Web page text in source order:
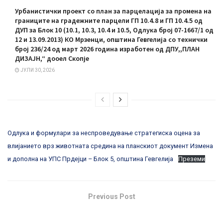
Урбанистички проект со план за парцелација за промена на
границите на градежните парцели ГП 10.4.8 и ГП 10.4.5 од
ДУП за Блок 10 (10.1, 10.3, 10.4 и 10.5, Одлука број 07-1667/1 од
12 и 13.09.2013) КО Мрзенци, општина Гевгелија со технички
број 236/24 од март 2026 година изработен од ДПУ,,ПЛАН
ДИЗАЈН,“ дооел Скопје
ЈУЛИ 30, 2026
Одлука и формулари за неспроведување стратегиска оцена за
влијанието врз животната средина на планскиот документ Измена
и дополна на УПС Прдејци – Блок 5, општина Гевгелија
Преземи
Previous Post